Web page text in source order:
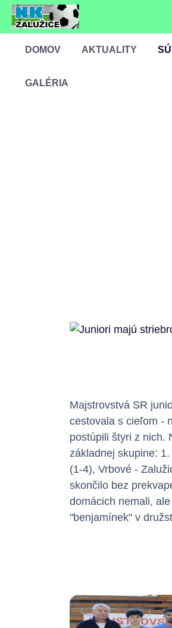
DOMOV AKTUALITY
GALÉRIA
Majstrovstvá SR
cestovala s cieľom -
postúpili štyri z nich.
základnej skupine:
(1-4), Vrbové -
skončilo bez
domácich nemali, ale
"benjamínek" v